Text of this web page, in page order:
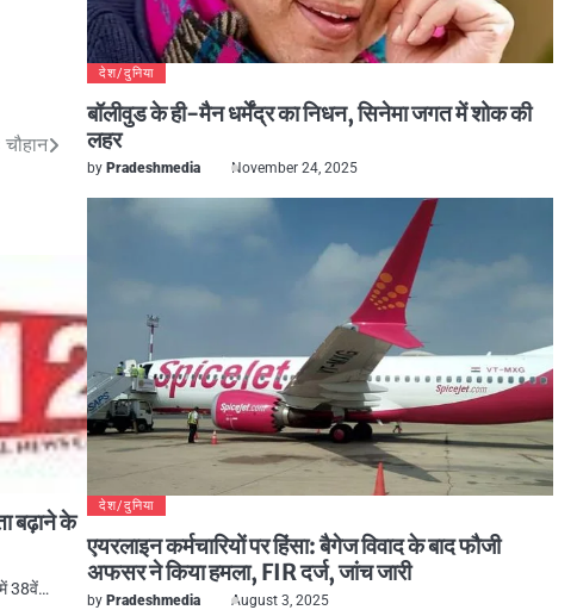
बढ़ाने के
में 38वें…
देश/दुनिया
बॉलीवुड के ही-मैन धर्मेंद्र का निधन, सिनेमा जगत में शोक की
लहर
by Pradeshmedia November 24, 2025
देश/दुनिया
एयरलाइन कर्मचारियों पर हिंसा: बैगेज विवाद के बाद फौजी
अफसर ने किया हमला, FIR दर्ज, जांच जारी
by Pradeshmedia August 3, 2025